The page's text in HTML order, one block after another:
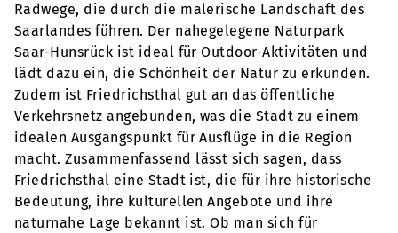
Radwege, die durch die malerische Landschaft des
Saarlandes führen. Der nahegelegene Naturpark
Saar-Hunsrück ist ideal für Outdoor-Aktivitäten und
lädt dazu ein, die Schönheit der Natur zu erkunden.
Zudem ist Friedrichsthal gut an das öffentliche
Verkehrsnetz angebunden, was die Stadt zu einem
idealen Ausgangspunkt für Ausflüge in die Region
macht. Zusammenfassend lässt sich sagen, dass
Friedrichsthal eine Stadt ist, die für ihre historische
Bedeutung, ihre kulturellen Angebote und ihre
naturnahe Lage bekannt ist. Ob man sich für